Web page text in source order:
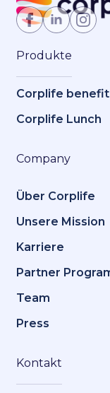
Produkte
Corplife benefit
Corplife Lunch
Company
Über Corplife
Unsere Mission
Karriere
Partner
Team
Press
Kontakt